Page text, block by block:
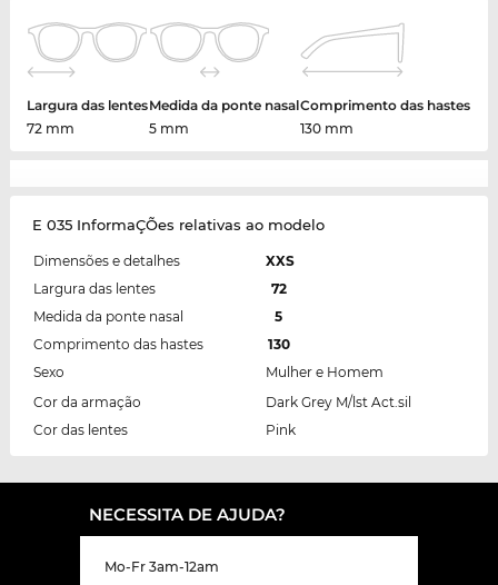
Largura das lentes
72 mm
Medida da ponte nasal
5 mm
Comprimento das hastes
130 mm
E 035 InformaÇÕes relativas ao modelo
Dimensões e detalhes
XXS
Largura das lentes
72
Medida da ponte nasal
5
Comprimento das hastes
130
Sexo
Mulher e Homem
Cor da armação
Dark Grey M/lst Act.sil
Cor das lentes
Pink
NECESSITA DE AJUDA?
Mo-Fr 3am-12am